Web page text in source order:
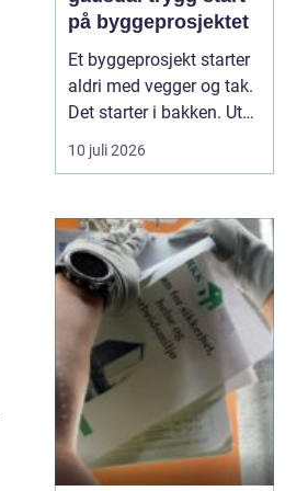
på byggeprosjektet
Et byggeprosjekt starter
aldri med vegger og tak.
Det starter i bakken. Uten
solid grunnarbeid
risikerer man setninger,
unødvendige kostnader
senere. I Gausdal, med
variert terreng, skiftende
masser og tydelige
årstider, blir riktig ...
10 juli 2026